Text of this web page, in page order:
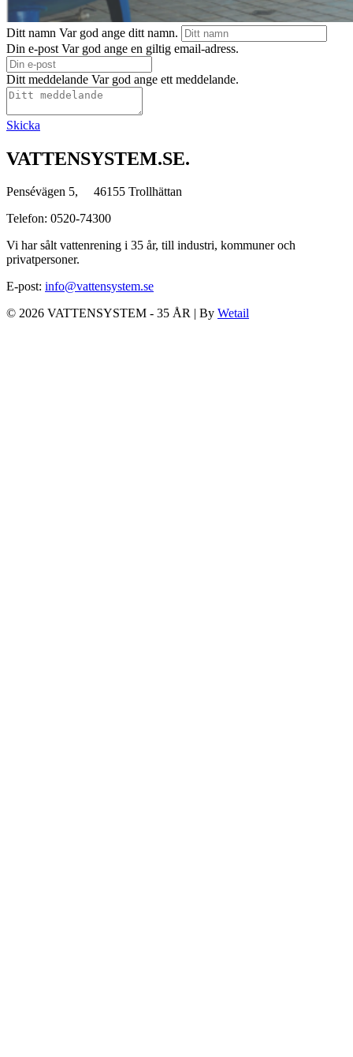
Ditt namn Var god ange ditt namn.
Din e-post Var god ange en giltig email-adress.
Ditt meddelande Var god ange ett meddelande.
Skicka
VATTENSYSTEM.SE.
Pensévägen 5, 46155 Trollhättan
Telefon: 0520-74300
Vi har sålt vattenrening i 35 år, till industri, kommuner och
privatpersoner.
E-post: info@vattensystem.se
© 2026 VATTENSYSTEM - 35 ÅR
By Wetail